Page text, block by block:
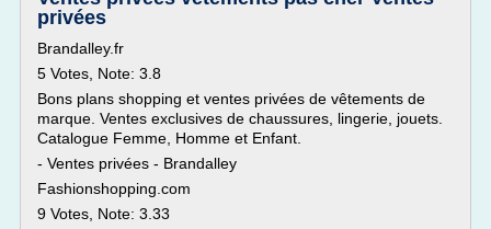
privées
Brandalley.fr
5 Votes, Note: 3.8
Bons plans shopping et ventes privées de vêtements de
marque. Ventes exclusives de chaussures, lingerie, jouets.
Catalogue Femme, Homme et Enfant.
- Ventes privées - Brandalley
Fashionshopping.com
9 Votes, Note: 3.33